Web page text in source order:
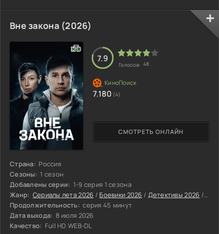
Вне закона (2026)
Страна: Россия
Сезоны: 1 сезон
Добавлены серии: 1-9 серия 1 сезона
Жанр: Сериалы лета 2026 / Боевики 2026 / Детективы 2026 /
Продолжительность: серия 45 минут
Дата выхода: 8 июля 2026
Качество: Full HD WEB-DL
СМОТРЕТЬ ОНЛАЙН
7.9
Голосов: 48
7.180 (4)